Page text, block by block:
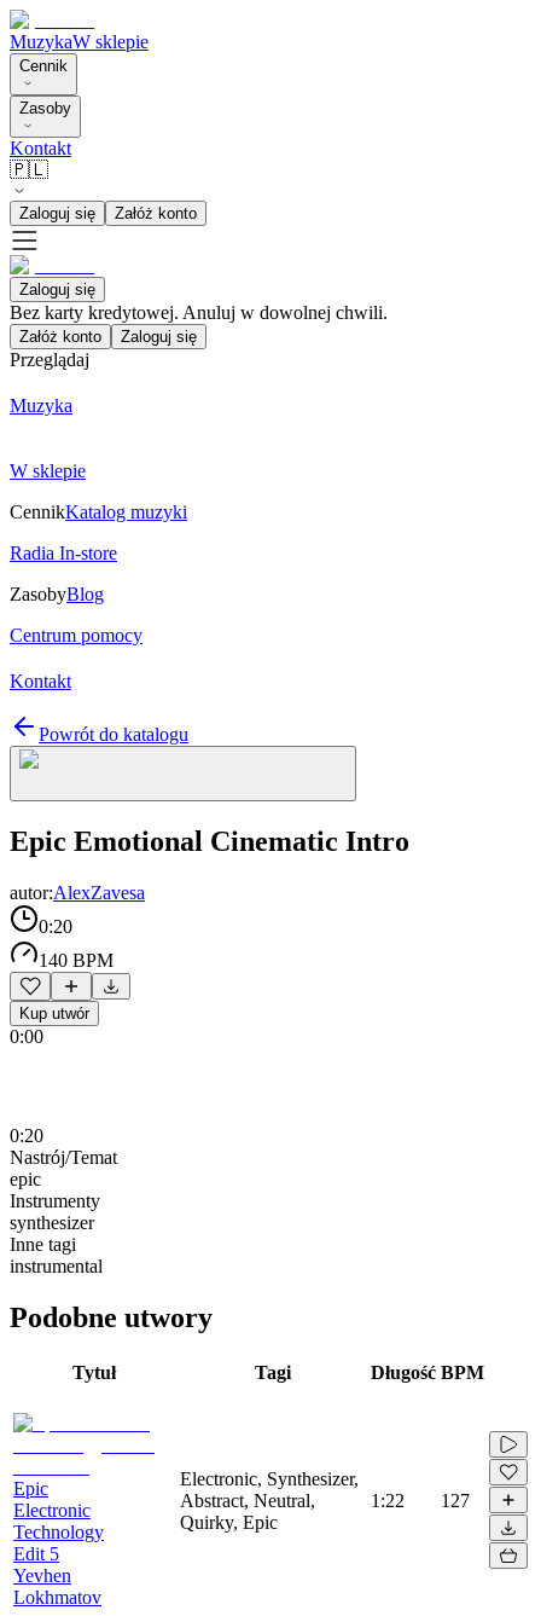
MuzykaW sklepie
Cennik
Zasoby
Kontakt
🇵🇱
Zaloguj się Załóż konto
Zaloguj się
Bez karty kredytowej. Anuluj w dowolnej chwili.
Załóż konto Zaloguj się
Przeglądaj
Muzyka
W sklepie
CennikKatalog muzyki
Radia In-store
ZasobyBlog
Centrum pomocy
Kontakt
Powrót do katalogu
Epic Emotional Cinematic Intro
autor:AlexZavesa
0:20
140 BPM
Kup utwór
0:00
0:20
Nastrój/Temat
epic
Instrumenty
synthesizer
Inne tagi
instrumental
Podobne utwory
Tytuł Tagi Długość BPM
Epic
Electronic
Technology
Edit 5
Yevhen
Lokhmatov
Electronic, Synthesizer,
Abstract, Neutral,
Quirky, Epic
1:22 127